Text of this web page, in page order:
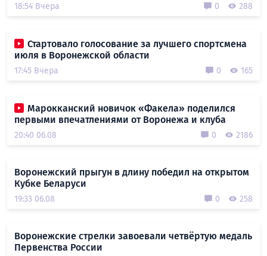
18:54 Вчера 0 288
Стартовало голосование за лучшего спортсмена
июля в Воронежской области
17:45 Вчера 0 165
Марокканский новичок «Факела» поделился
первыми впечатлениями от Воронежа и клуба
20:40 06.08 0 2186
Воронежский прыгун в длину победил на открытом
Кубке Беларуси
19:33 06.08 0 258
Воронежские стрелки завоевали четвёртую медаль
Первенства России